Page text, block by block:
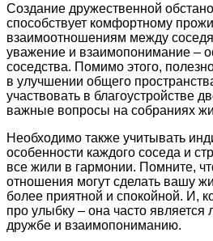
Создание дружественной
способствует комфортному
взаимоотношениям между
уважение и взаимопонимание –
соседства. Помимо этого,
в улучшении общего
участвовать в благоустройстве
важные вопросы на собраниях
Необходимо также учитывать
особенности каждого соседа и
все жили в гармонии. Помните,
отношения могут сделать вашу
более приятной и спокойной. И,
про улыбку – она часто
дружбе и взаимопониманию.